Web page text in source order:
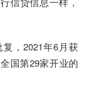
，2021年6月获
国第29家开业的